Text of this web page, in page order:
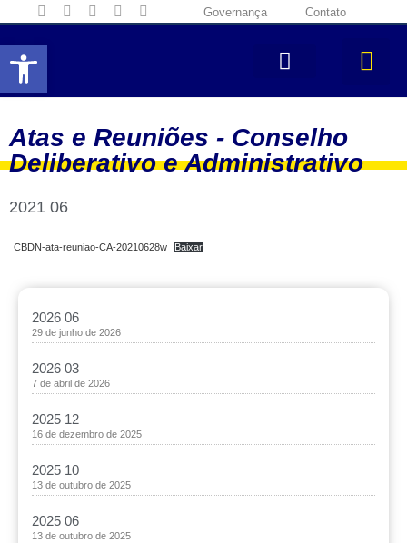
Abrir a barra de ferramentas
Governança Contato
Atas e Reuniões - Conselho
Deliberativo e Administrativo
2021 06
CBDN-ata-reuniao-CA-20210628w Baixar
2026 06
29 de junho de 2026
2026 03
7 de abril de 2026
2025 12
16 de dezembro de 2025
2025 10
13 de outubro de 2025
2025 06
13 de outubro de 2025